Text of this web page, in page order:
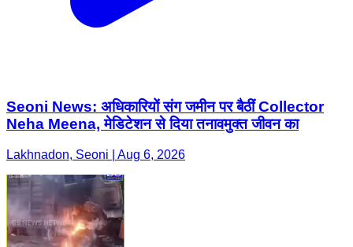
Seoni News: अधिकारियों संग जमीन पर बैठीं Collector
Neha Meena, मेडिटेशन से दिया तनावमुक्त जीवन का
Lakhnadon, Seoni | Aug 6, 2026